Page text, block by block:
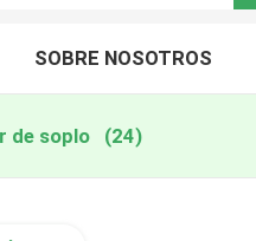
SOBRE NOSOTROS
de soplo (24)